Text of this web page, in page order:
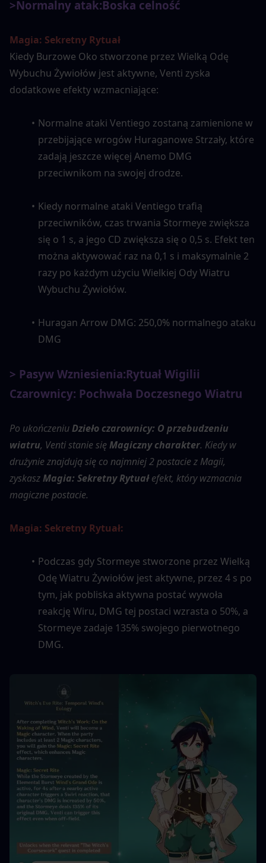
>Normalny atak:Boska celność
Magia: Sekretny Rytuał
Kiedy Burzowe Oko stworzone przez Wielką Odę
Wybuchu Żywiołów jest aktywne, Venti zyska
dodatkowe efekty wzmacniające:
Normalne ataki Ventiego zostaną zamienione w
przebijające wrogów Huraganowe Strzały, które
zadają jeszcze więcej Anemo DMG
przeciwnikom na swojej drodze.
Kiedy normalne ataki Ventiego trafią
przeciwników, czas trwania Stormeye zwiększa
się o 1 s, a jego CD zwiększa się o 0,5 s. Efekt ten
można aktywować raz na 0,1 s i maksymalnie 2
razy po każdym użyciu Wielkiej Ody Wiatru
Wybuchu Żywiołów.
Huragan Arrow DMG: 250,0% normalnego ataku
DMG
> Pasyw Wzniesienia:Rytuał Wigilii
Czarownicy: Pochwała Doczesnego Wiatru
Po ukończeniu Dzieło czarownicy: O przebudzeniu
wiatru, Venti stanie się Magiczny charakter. Kiedy w
drużynie znajdują się co najmniej 2 postacie z Magii,
zyskasz Magia: Sekretny Rytuał efekt, który wzmacnia
magiczne postacie.
Magia: Sekretny Rytuał:
Podczas gdy Stormeye stworzone przez Wielką
Odę Wiatru Żywiołów jest aktywne, przez 4 s po
tym, jak pobliska aktywna postać wywoła
reakcję Wiru, DMG tej postaci wzrasta o 50%, a
Stormeye zadaje 135% swojego pierwotnego
DMG.